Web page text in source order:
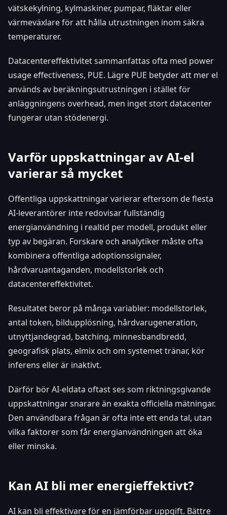
vätskekylning, kylmaskiner, pumpar, fläktar eller
värmeväxlare för att hålla utrustningen inom säkra
temperaturer.
Datacentereffektivitet sammanfattas ofta med power
usage effectiveness, PUE. Lägre PUE betyder att mer el
används av beräkningsutrustningen i stället för
anläggningens overhead, men inget stort datacenter
fungerar utan stödenergi.
Varför uppskattningar av AI-el
varierar så mycket
Offentliga uppskattningar varierar eftersom de flesta
AI-leverantörer inte redovisar fullständig
energianvändning i realtid per modell, produkt eller
typ av begäran. Forskare och analytiker måste ofta
kombinera offentliga adoptionssignaler,
hårdvaruantaganden, modellstorlek och
datacentereffektivitet.
Resultatet beror på många variabler: modellstorlek,
antal token, bildupplösning, hårdvarugeneration,
utnyttjandegrad, batching, minnesbandbredd,
geografisk plats, elmix och om systemet tränar, kör
inferens eller är inaktivt.
Därför bör AI-eldata oftast ses som riktningsgivande
uppskattningar snarare än exakta officiella mätningar.
Den användbara frågan är ofta inte ett enda tal, utan
vilka faktorer som får energianvändningen att öka
eller minska.
Kan AI bli mer energieffektivt?
AI kan bli effektivare för en jämförbar uppgift. Bättre